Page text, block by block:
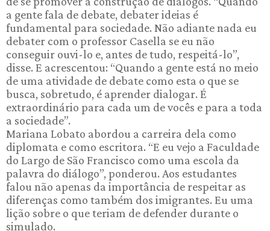
a gente fala de debate, debater ideias é
fundamental para sociedade. Não adiante nada eu
debater com o professor Casella se eu não
conseguir ouvi-lo e, antes de tudo, respeitá-lo”,
disse. E acrescentou: “Quando a gente está no meio
de uma atividade de debate como esta o que se
busca, sobretudo, é aprender dialogar. É
extraordinário para cada um de vocês e para a toda
a sociedade”.
Mariana Lobato abordou a carreira dela como
diplomata e como escritora. “E eu vejo a Faculdade
do Largo de São Francisco como uma escola da
palavra do diálogo”, ponderou. Aos estudantes
falou não apenas da importância de respeitar as
diferenças como também dos imigrantes. Eu uma
lição sobre o que teriam de defender durante o
simulado.